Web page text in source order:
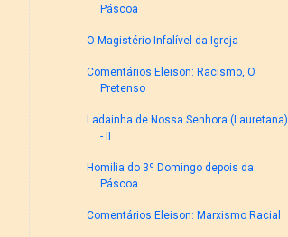
Páscoa
O Magistério Infalível da Igreja
Comentários Eleison: Racismo, O
Pretenso
Ladainha de Nossa Senhora (Lauretana)
- II
Homilia do 3º Domingo depois da
Páscoa
Comentários Eleison: Marxismo Racial